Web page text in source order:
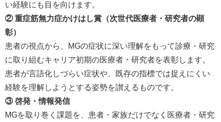
い経験にも目を向けます。
② 重症筋無力症かけはし賞（次世代医療者・研究者の顕
彰）
患者の視点から、MGの症状に深い理解をもって診療・研究
に取り組むキャリア初期の医療者・研究者を表彰します。
患者が言語化しづらい症状や、既存の指標では捉えにくい
経験を理解しようとする姿勢を讃えるものです。
③ 啓発・情報発信
MGを取り巻く課題を、患者・家族だけでなく医療者・研究